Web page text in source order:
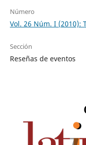
Número
Vol. 26 Núm. I (2010):
Sección
Reseñas de eventos